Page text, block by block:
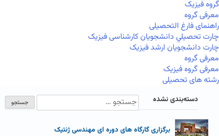
گروه فیزیک
معرفی گروه
راهنمای فارغ التحصیلی
چارت تحصيلي دانشجویان کارشناسی فیزیک
چارت دانشجویان ارشد فیزیک
معرفی گروه
معرفی گروه فیزیک
رشته های تحصیلی
دسته‌بندی نشده
برگزاری گارگاه های دوره ای مهندسی ژنتیک